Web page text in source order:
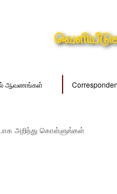
ஆவணங்கள்
அறிந்து கொள்ளுங்கள்